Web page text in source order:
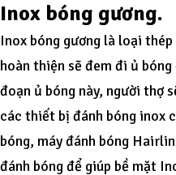
Inox bóng gương.
Inox bóng gương là loại
hoàn thiện sẽ đem đi ủ
đoạn ủ bóng này, người thợ
các thiết bị đánh bóng inox
bóng, máy đánh bóng
đánh bóng để giúp bề mặt